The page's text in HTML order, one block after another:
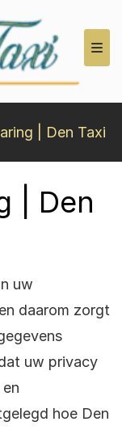
| Den Taxi
| Den
uw
daarom zorgt
uw privacy
hoe Den